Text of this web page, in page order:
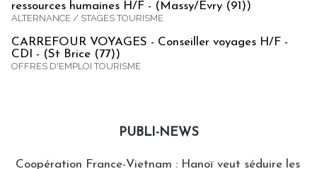
ressources humaines H/F - (Massy/Evry (91))
ALTERNANCE / STAGES TOURISME
CARREFOUR VOYAGES - Conseiller voyages H/F -
CDI - (St Brice (77))
OFFRES D'EMPLOI TOURISME
PUBLI-NEWS
Coopération France-Vietnam : Hanoï veut séduire les